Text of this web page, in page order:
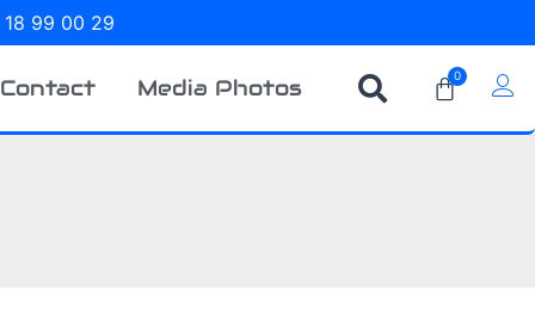
18 99 00 29
Contact Media Photos 0